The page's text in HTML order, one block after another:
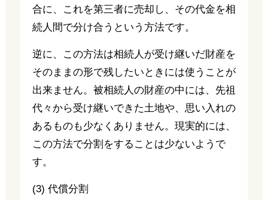
合に、これを第三者に売却し、その代金を相
続人間で分け合うという方法です。
逆に、この方法は相続人が受け継いだ財産を
そのままの形で残したいときには使うことが
出来ません。被相続人の財産の中には、先祖
代々から受け継いできた土地や、思い入れの
あるものも少なくありません。現実的には、
この方法で分割をすることは少ないようで
す。
(3) 代償分割